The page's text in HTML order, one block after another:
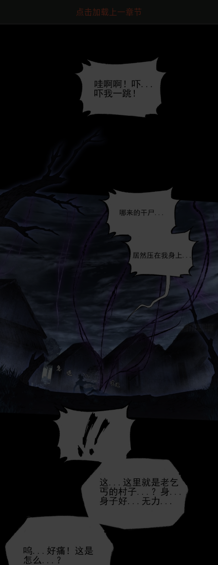
点击加载上一章节